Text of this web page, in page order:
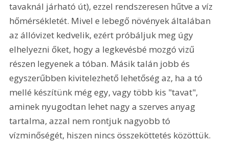
tavaknál járható út), ezzel rendszeresen hűtve a víz
hőmérsékletét. Mivel e lebegő növények általában
az állóvizet kedvelik, ezért próbáljuk meg úgy
elhelyezni őket, hogy a legkevésbé mozgó vizű
részen legyenek a tóban. Másik talán jobb és
egyszerűbben kivitelezhető lehetőség az, ha a tó
mellé készítünk még egy, vagy több kis "tavat",
aminek nyugodtan lehet nagy a szerves anyag
tartalma, azzal nem rontjuk nagyobb tó
vízminőségét, hiszen nincs összeköttetés közöttük.